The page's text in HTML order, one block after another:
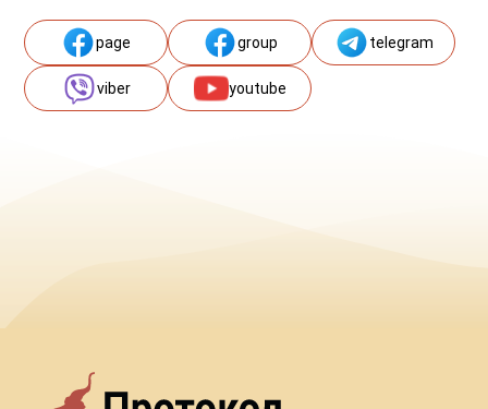
page group telegram
viber youtube